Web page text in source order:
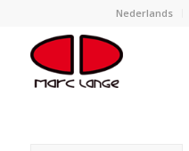
Nederlands